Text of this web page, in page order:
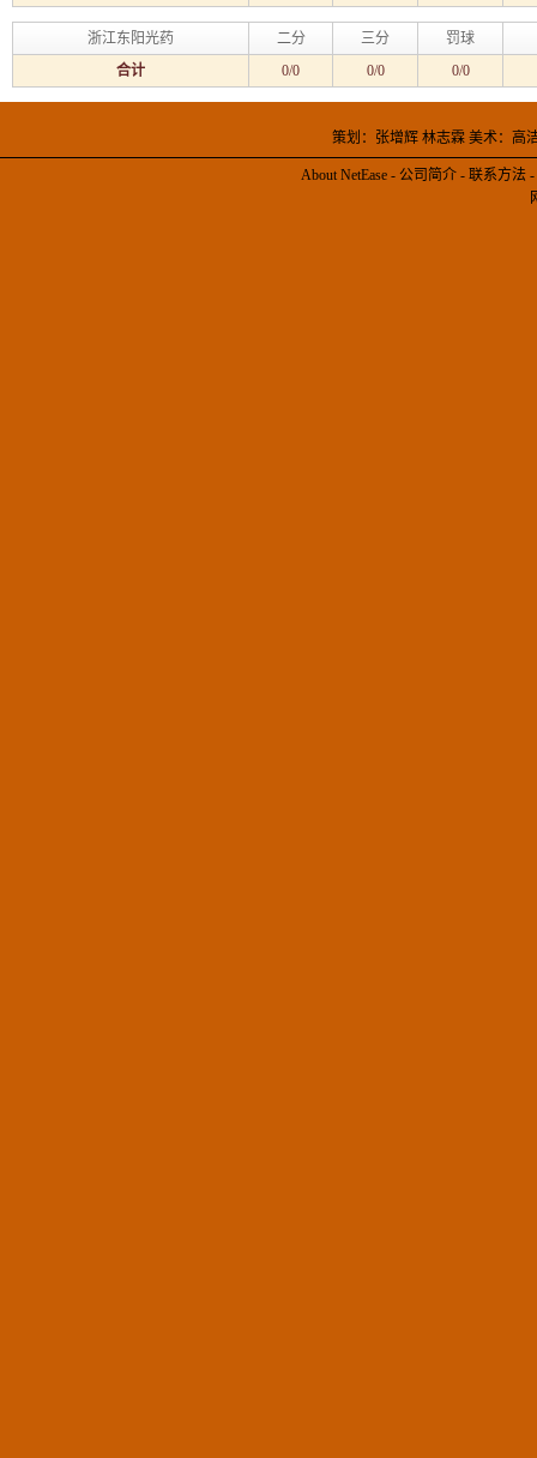
浙江东阳光药 二分 三分
罚球
合计
0/0 0/0 0/0
策划：张增辉 林志霖 美术：
About NetEase - 公司简介 - 联系方法 -